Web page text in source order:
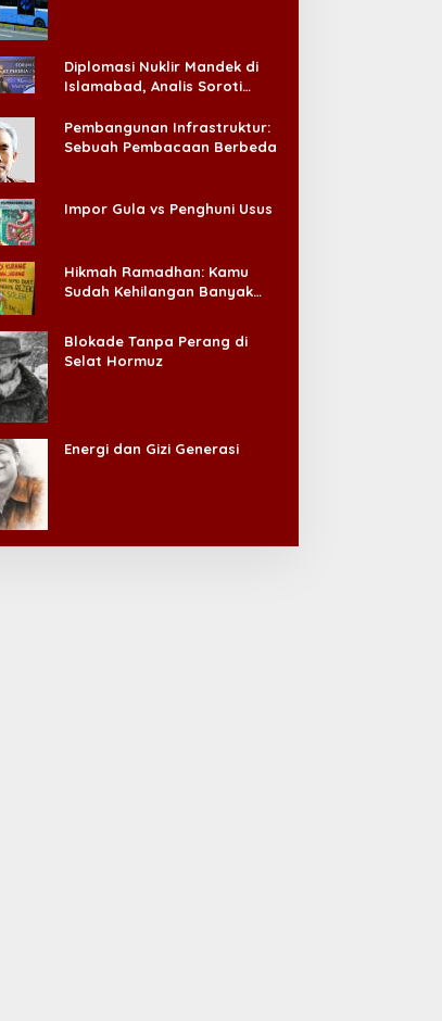
Diplomasi Nuklir Mandek di
Islamabad, Analis Soroti
Pembangunan Infrastruktur:
Sebuah Pembacaan Berbeda
Impor Gula vs Penghuni Usus
Hikmah Ramadhan: Kamu
Sudah Kehilangan Banyak
Blokade Tanpa Perang di
Selat Hormuz
Energi dan Gizi Generasi